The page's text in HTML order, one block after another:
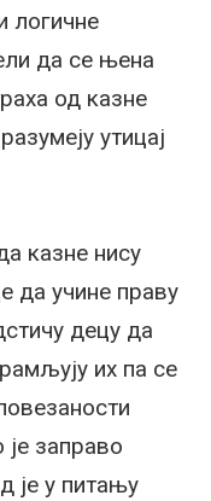
логичне
да се њена
од казне
утицај
казне нису
да учине праву
децу да
их па се
заправо
је у питању